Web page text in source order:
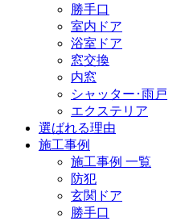
勝手口
室内ドア
浴室ドア
窓交換
内窓
シャッター･雨戸
エクステリア
選ばれる理由
施工事例
施工事例 一覧
防犯
玄関ドア
勝手口